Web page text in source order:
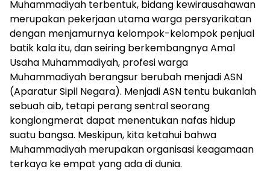
Muhammadiyah terbentuk, bidang kewirausahawan
merupakan pekerjaan utama warga persyarikatan
dengan menjamurnya kelompok-kelompok penjual
batik kala itu, dan seiring berkembangnya Amal
Usaha Muhammadiyah, profesi warga
Muhammadiyah berangsur berubah menjadi ASN
(Aparatur Sipil Negara). Menjadi ASN tentu bukanlah
sebuah aib, tetapi perang sentral seorang
konglongmerat dapat menentukan nafas hidup
suatu bangsa. Meskipun, kita ketahui bahwa
Muhammadiyah merupakan organisasi keagamaan
terkaya ke empat yang ada di dunia.